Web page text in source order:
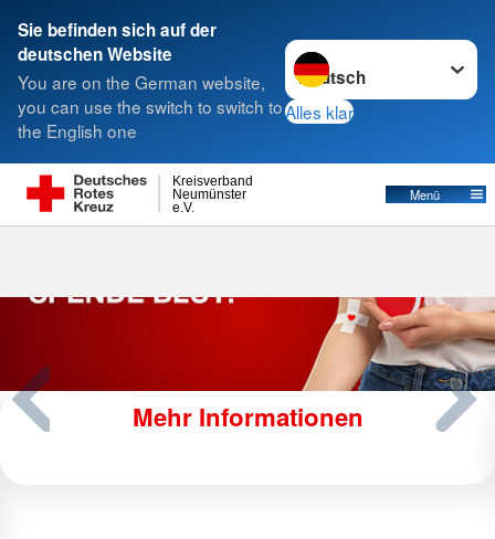
Sie befinden sich auf der
deutschen Website
You are on the German website,
you can use the switch to switch to
the English one
Sprache wechseln zu
Alles klar
e.V.
Neumünster
Kreisverband
Menü
Suche
Mehr Informationen